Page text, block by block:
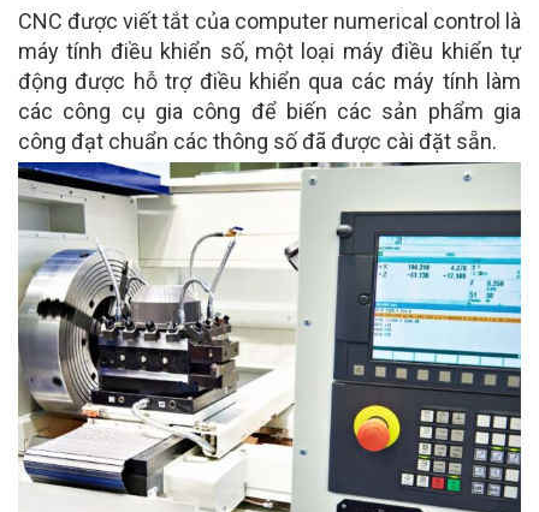
CNC được viết tắt của computer numerical control là
máy tính điều khiển số, một loại máy điều khiển tự
động được hỗ trợ điều khiển qua các máy tính làm
các công cụ gia công để biến các sản phẩm gia
công đạt chuẩn các thông số đã được cài đặt sẵn.